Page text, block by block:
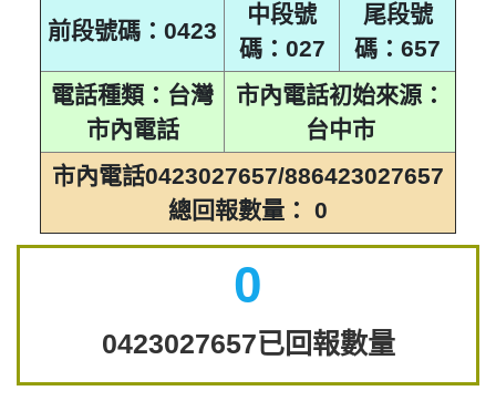
前段號碼：0423
中段號
碼：027
尾段號
碼：657
電話種類：台灣
市內電話
市內電話初始來源：
台中市
市內電話0423027657/886423027657
總回報數量： 0
0
0423027657已回報數量